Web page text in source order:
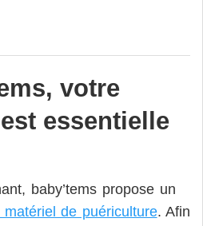
votre
essentielle
baby’tems propose un
de puériculture. Afin